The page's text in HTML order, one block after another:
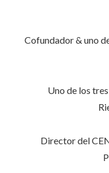
Cofundador & uno
Uno de los
Director del